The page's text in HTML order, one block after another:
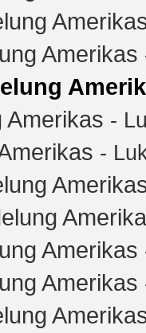
Amerikas
Amerikas -
-
Amerikas
Amerikas